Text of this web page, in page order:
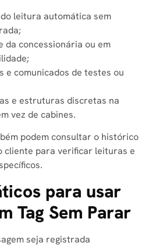
leitura automática sem
da concessionária ou em
e comunicados de testes ou
e estruturas discretas na
vez de cabines.
podem consultar o histórico
cliente para verificar leituras e
para usar
Tag Sem Parar
seja registrada